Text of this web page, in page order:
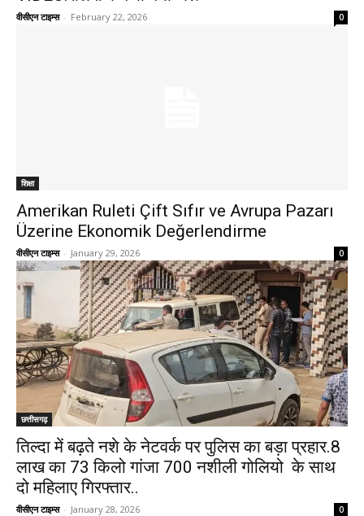
वीसीएन टाइम्स - February 22, 2026 0
शिक्षा
Amerikan Ruleti Çift Sıfır ve Avrupa Pazarı
Üzerine Ekonomik Değerlendirme
वीसीएन टाइम्स - January 29, 2026 0
छत्तीसगढ़
तिल्दा में बढ़ते नशे के नेटवर्क पर पुलिस का बड़ा प्रहार.8
लाख का 73 किलो गांजा 700 नशीली गोलियो के साथ
दो महिलाए गिरफ्तार..
वीसीएन टाइम्स - January 28, 2026 0